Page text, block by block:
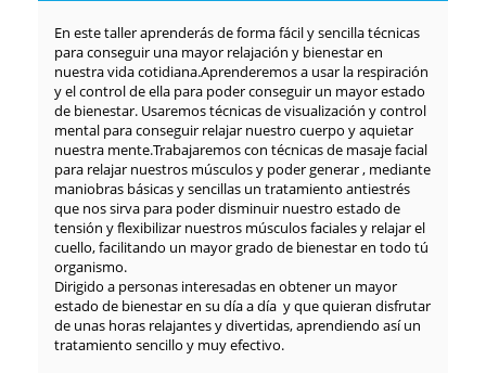
En este taller aprenderás de forma fácil y sencilla técnicas
para conseguir una mayor relajación y bienestar en
nuestra vida cotidiana.Aprenderemos a usar la respiración
y el control de ella para poder conseguir un mayor estado
de bienestar. Usaremos técnicas de visualización y control
mental para conseguir relajar nuestro cuerpo y aquietar
nuestra mente.Trabajaremos con técnicas de masaje facial
para relajar nuestros músculos y poder generar , mediante
maniobras básicas y sencillas un tratamiento antiestrés
que nos sirva para poder disminuir nuestro estado de
tensión y flexibilizar nuestros músculos faciales y relajar el
cuello, facilitando un mayor grado de bienestar en todo tú
organismo.
Dirigido a personas interesadas en obtener un mayor
estado de bienestar en su día a día y que quieran disfrutar
de unas horas relajantes y divertidas, aprendiendo así un
tratamiento sencillo y muy efectivo.